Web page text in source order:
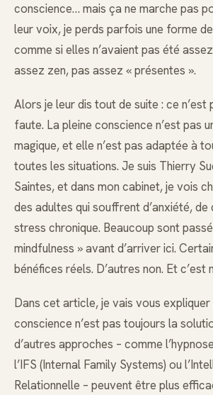
conscience… mais ça ne marche pas
leur voix, je perds parfois une forme
comme si elles n’avaient pas été
assez zen, pas assez « présentes ».
Alors je leur dis tout de suite : ce n’est
faute. La pleine conscience n’est pas
magique, et elle n’est pas adaptée à
toutes les situations. Je suis Thierry
Saintes, et dans mon cabinet, je vois
des adultes qui souffrent d’anxiété, de
stress chronique. Beaucoup sont
mindfulness » avant d’arriver ici.
bénéfices réels. D’autres non. Et c’est
Dans cet article, je vais vous
conscience n’est pas toujours la
d’autres approches – comme
l’IFS (Internal Family Systems) ou
Relationnelle – peuvent être plus